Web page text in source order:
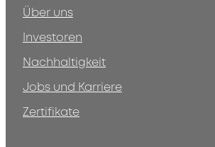
Über uns
Investoren
Nachhaltigkeit
Jobs und Karriere
Zertifikate